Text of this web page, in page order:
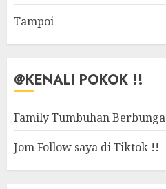
Tampoi
@KENALI POKOK !!
Family Tumbuhan Berbunga
Jom Follow saya di Tiktok !!